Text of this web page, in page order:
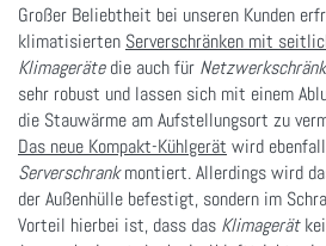
Großer Beliebtheit bei unseren Kunden
klimatisierten Serverschränken mit
Klimagerätedie auch für
sehr robust und lassen sich mit einem
die Stauwärme am Aufstellungsort zu
Das neue Kompakt-Kühlgerät wird
Serverschrankmontiert. Allerdings wird
der Außenhülle befestigt, sondern im
Vorteil hierbei ist, dass das Klimagerät